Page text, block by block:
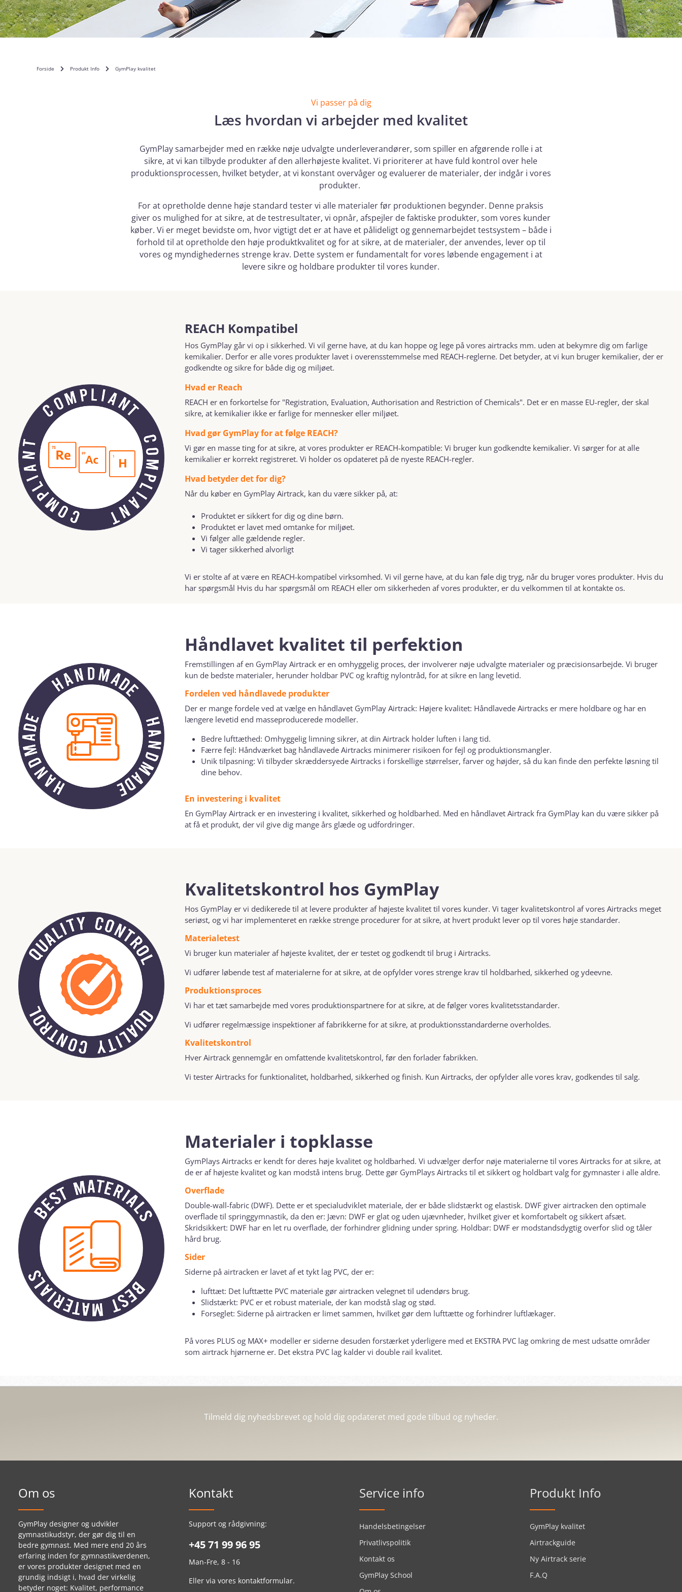
Forside Produkt Info GymPlay kvalitet
Vi passer på dig
Læs hvordan vi arbejder med kvalitet
GymPlay samarbejder med en række nøje udvalgte underleverandører, som spiller en afgørende rolle i at
sikre, at vi kan tilbyde produkter af den allerhøjeste kvalitet. Vi prioriterer at have fuld kontrol over hele
produktionsprocessen, hvilket betyder, at vi konstant overvåger og evaluerer de materialer, der indgår i vores
produkter.
For at opretholde denne høje standard tester vi alle materialer før produktionen begynder. Denne praksis
giver os mulighed for at sikre, at de testresultater, vi opnår, afspejler de faktiske produkter, som vores kunder
køber. Vi er meget bevidste om, hvor vigtigt det er at have et pålideligt og gennemarbejdet testsystem – både i
forhold til at opretholde den høje produktkvalitet og for at sikre, at de materialer, der anvendes, lever op til
vores og myndighedernes strenge krav. Dette system er fundamentalt for vores løbende engagement i at
levere sikre og holdbare produkter til vores kunder.
REACH Kompatibel
Hos GymPlay går vi op i sikkerhed. Vi vil gerne have, at du kan hoppe og lege på vores airtracks mm. uden at bekymre dig om farlige
kemikalier. Derfor er alle vores produkter lavet i overensstemmelse med REACH-reglerne. Det betyder, at vi kun bruger kemikalier, der er
godkendte og sikre for både dig og miljøet.
Hvad er Reach
REACH er en forkortelse for "Registration, Evaluation, Authorisation and Restriction of Chemicals". Det er en masse EU-regler, der skal
sikre, at kemikalier ikke er farlige for mennesker eller miljøet.
Hvad gør GymPlay for at følge REACH?
Vi gør en masse ting for at sikre, at vores produkter er REACH-kompatible: Vi bruger kun godkendte kemikalier. Vi sørger for at alle
kemikalier er korrekt registreret. Vi holder os opdateret på de nyeste REACH-regler.
Hvad betyder det for dig?
Når du køber en GymPlay Airtrack, kan du være sikker på, at:
Produktet er sikkert for dig og dine børn.
Produktet er lavet med omtanke for miljøet.
Vi følger alle gældende regler.
Vi tager sikkerhed alvorligt
Vi er stolte af at være en REACH-kompatibel virksomhed. Vi vil gerne have, at du kan føle dig tryg, når du bruger vores produkter. Hvis du
har spørgsmål Hvis du har spørgsmål om REACH eller om sikkerheden af vores produkter, er du velkommen til at kontakte os.
Håndlavet kvalitet til perfektion
Fremstillingen af en GymPlay Airtrack er en omhyggelig proces, der involverer nøje udvalgte materialer og præcisionsarbejde. Vi bruger
kun de bedste materialer, herunder holdbar PVC og kraftig nylontråd, for at sikre en lang levetid.
Fordelen ved håndlavede produkter
Der er mange fordele ved at vælge en håndlavet GymPlay Airtrack: Højere kvalitet: Håndlavede Airtracks er mere holdbare og har en
længere levetid end masseproducerede modeller.
Bedre lufttæthed: Omhyggelig limning sikrer, at din Airtrack holder luften i lang tid.
Færre fejl: Håndværket bag håndlavede Airtracks minimerer risikoen for fejl og produktionsmangler.
Unik tilpasning: Vi tilbyder skræddersyede Airtracks i forskellige størrelser, farver og højder, så du kan finde den perfekte løsning til
dine behov.
En investering i kvalitet
En GymPlay Airtrack er en investering i kvalitet, sikkerhed og holdbarhed. Med en håndlavet Airtrack fra GymPlay kan du være sikker på
at få et produkt, der vil give dig mange års glæde og udfordringer.
Kvalitetskontrol hos GymPlay
Hos GymPlay er vi dedikerede til at levere produkter af højeste kvalitet til vores kunder. Vi tager kvalitetskontrol af vores Airtracks meget
seriøst, og vi har implementeret en række strenge procedurer for at sikre, at hvert produkt lever op til vores høje standarder.
Materialetest
Vi bruger kun materialer af højeste kvalitet, der er testet og godkendt til brug i Airtracks.
Vi udfører løbende test af materialerne for at sikre, at de opfylder vores strenge krav til holdbarhed, sikkerhed og ydeevne.
Produktionsproces
Vi har et tæt samarbejde med vores produktionspartnere for at sikre, at de følger vores kvalitetsstandarder.
Vi udfører regelmæssige inspektioner af fabrikkerne for at sikre, at produktionsstandarderne overholdes.
Kvalitetskontrol
Hver Airtrack gennemgår en omfattende kvalitetskontrol, før den forlader fabrikken.
Vi tester Airtracks for funktionalitet, holdbarhed, sikkerhed og finish. Kun Airtracks, der opfylder alle vores krav, godkendes til salg.
Materialer i topklasse
GymPlays Airtracks er kendt for deres høje kvalitet og holdbarhed. Vi udvælger derfor nøje materialerne til vores Airtracks for at sikre, at
de er af højeste kvalitet og kan modstå intens brug. Dette gør GymPlays Airtracks til et sikkert og holdbart valg for gymnaster i alle aldre.
Overflade
Double-wall-fabric (DWF). Dette er et specialudviklet materiale, der er både slidstærkt og elastisk. DWF giver airtracken den optimale
overflade til springgymnastik, da den er: Jævn: DWF er glat og uden ujævnheder, hvilket giver et komfortabelt og sikkert afsæt.
Skridsikkert: DWF har en let ru overflade, der forhindrer glidning under spring. Holdbar: DWF er modstandsdygtig overfor slid og tåler
hård brug.
Sider
Siderne på airtracken er lavet af et tykt lag PVC, der er:
lufttæt: Det lufttætte PVC materiale gør airtracken velegnet til udendørs brug.
Slidstærkt: PVC er et robust materiale, der kan modstå slag og stød.
Forseglet: Siderne på airtracken er limet sammen, hvilket gør dem lufttætte og forhindrer luftlækager.
På vores PLUS og MAX+ modeller er siderne desuden forstærket yderligere med et EKSTRA PVC lag omkring de mest udsatte områder
som airtrack hjørnerne er. Det ekstra PVC lag kalder vi double rail kvalitet.
Tilmeld dig nyhedsbrevet og hold dig opdateret med gode tilbud og nyheder.
Om os
GymPlay designer og udvikler
gymnastikudstyr, der gør dig til en
bedre gymnast. Med mere end 20 års
erfaring inden for gymnastikverdenen,
er vores produkter designet med en
grundig indsigt i, hvad der virkelig
betyder noget: Kvalitet, performance
Kontakt
Support og rådgivning:
+45 71 99 96 95
Man-Fre, 8 - 16
Eller via vores kontaktformular.
Service info
Handelsbetingelser
Privatlivspolitik
Kontakt os
GymPlay School
Produkt Info
GymPlay kvalitet
Airtrackguide
Ny Airtrack serie
F.A.Q